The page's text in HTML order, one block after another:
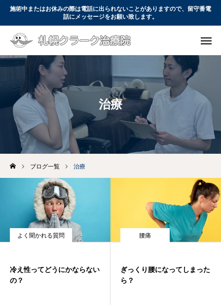
施術中またはお休みの際は電話に出られないことがありますので、留守番電
話にメッセージをお願い致します。
治療
ブログ一覧 治療
よく聞かれる質問
冷え性ってどうにかならない
の？
腰痛
ぎっくり腰になってしまった
ら？
 WEB予約
 コース・料金 アクセス
お問い合わせ
初めての方へ
コース・料金
当院について